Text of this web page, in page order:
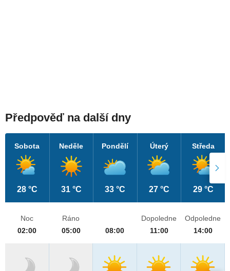
Předpověď na další dny
Sobota
28 °C
Neděle
31 °C
Pondělí
33 °C
Úterý
27 °C
Středa
29 °C
Noc
02:00
Ráno
05:00
08:00
Dopoledne
11:00
Odpoledne
14:00